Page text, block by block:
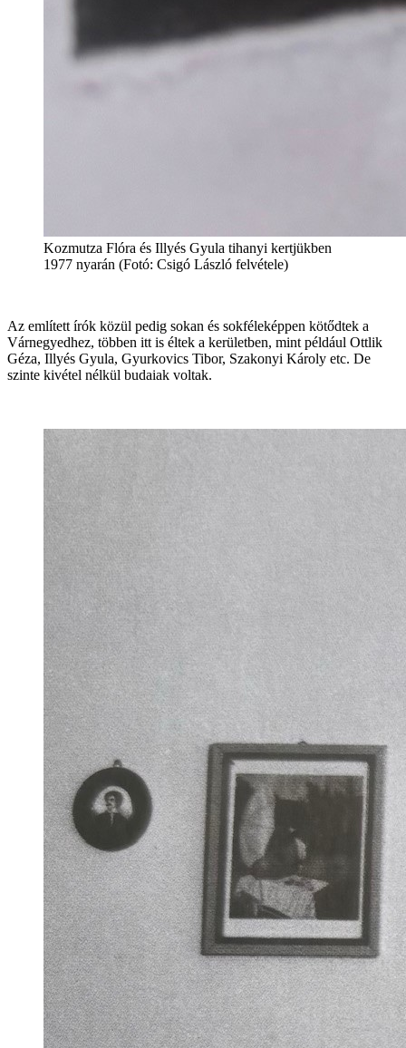
Kozmutza Flóra és Illyés Gyula tihanyi kertjükben
1977 nyarán (Fotó: Csigó László felvétele)
Az említett írók közül pedig sokan és sokféleképpen kötődtek a
Várnegyedhez, többen itt is éltek a kerületben, mint például Ottlik
Géza, Illyés Gyula, Gyurkovics Tibor, Szakonyi Károly etc. De
szinte kivétel nélkül budaiak voltak.